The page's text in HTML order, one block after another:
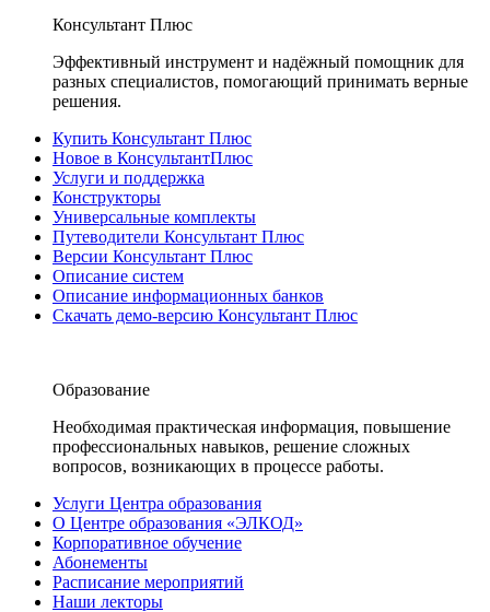
Консультант Плюс
Эффективный инструмент и надёжный помощник для
разных специалистов, помогающий принимать верные
решения.
Купить Консультант Плюс
Новое в КонсультантПлюс
Услуги и поддержка
Конструкторы
Универсальные комплекты
Путеводители Консультант Плюс
Версии Консультант Плюс
Описание систем
Описание информационных банков
Скачать демо-версию Консультант Плюс
Образование
Необходимая практическая информация, повышение
профессиональных навыков, решение сложных
вопросов, возникающих в процессе работы.
Услуги Центра образования
О Центре образования «ЭЛКОД»
Корпоративное обучение
Абонементы
Расписание мероприятий
Наши лекторы